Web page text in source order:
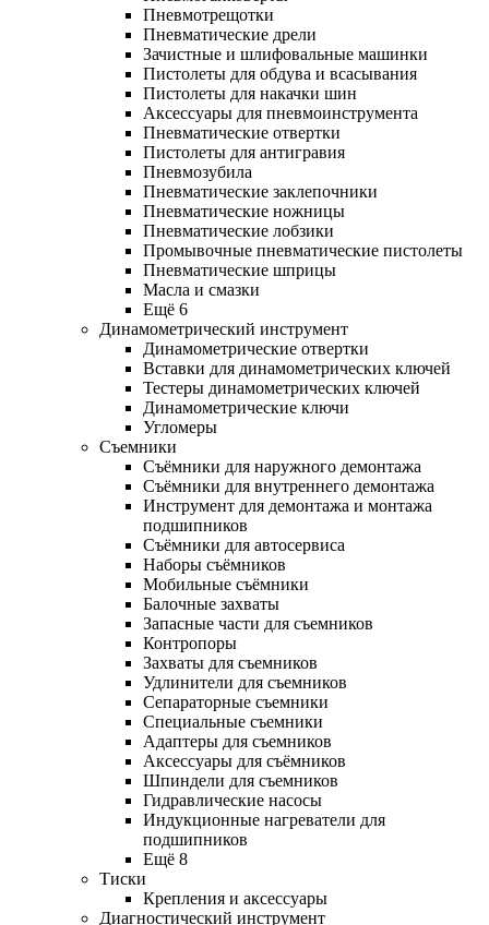
Пневмотрещотки
Пневматические дрели
Зачистные и шлифовальные машинки
Пистолеты для обдува и всасывания
Пистолеты для накачки шин
Аксессуары для пневмоинструмента
Пневматические отвертки
Пистолеты для антигравия
Пневмозубила
Пневматические заклепочники
Пневматические ножницы
Пневматические лобзики
Промывочные пневматические пистолеты
Пневматические шприцы
Масла и смазки
Ещё 6
Динамометрический инструмент
Динамометрические отвертки
Вставки для динамометрических ключей
Тестеры динамометрических ключей
Динамометрические ключи
Угломеры
Съемники
Съёмники для наружного демонтажа
Съёмники для внутреннего демонтажа
Инструмент для демонтажа и монтажа
подшипников
Съёмники для автосервиса
Наборы съёмников
Мобильные съёмники
Балочные захваты
Запасные части для съемников
Контропоры
Захваты для съемников
Удлинители для съемников
Сепараторные съемники
Специальные съемники
Адаптеры для съемников
Аксессуары для съёмников
Шпиндели для съемников
Гидравлические насосы
Индукционные нагреватели для
подшипников
Ещё 8
Тиски
Крепления и аксессуары
Диагностический инструмент